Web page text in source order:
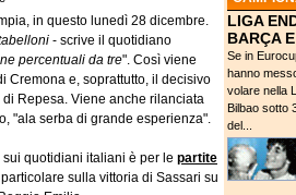
in questo lunedì 28 dicembre.
- scrive il quotidiano
percentuali da tre". Così viene
Cremona e, soprattutto, il decisivo
Repesa. Viene anche rilanciata
"ala serba di grande esperienza".
quotidiani italiani è per le partite
sulla vittoria di Sassari su
LIGA
BARÇA
Se in
hanno
volare nella
Bilbao sotto
del...